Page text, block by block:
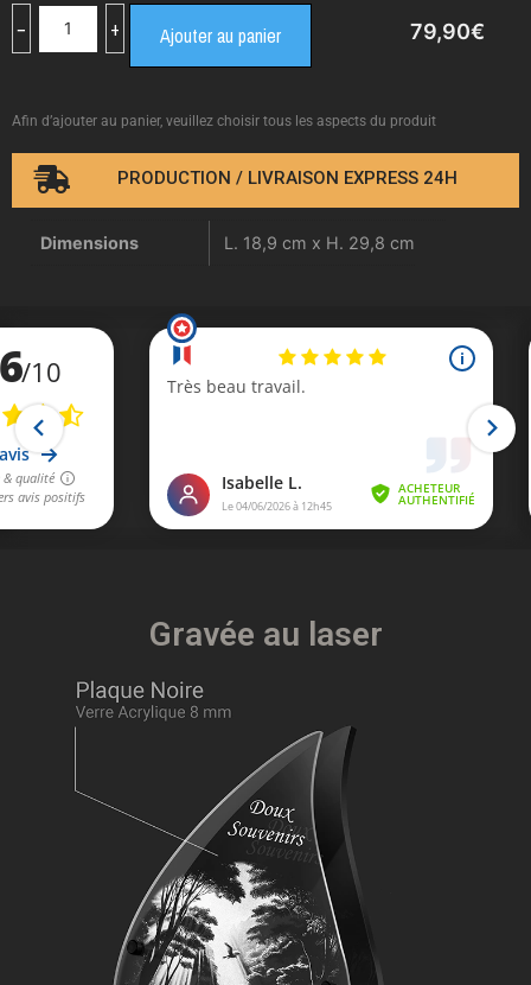
79,90€
− + Ajouter au panier
Afin d’ajouter au panier, veuillez choisir tous les aspects du produit
PRODUCTION / LIVRAISON EXPRESS 24H
Dimensions L. 18,9 cm x H. 29,8 cm
Gravée au laser